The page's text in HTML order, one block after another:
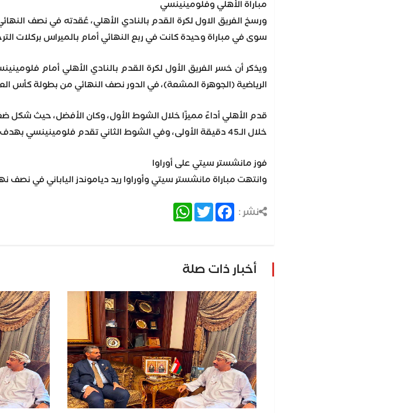
مباراة الأهلي وفلومينينسي
سوى في مباراة وحيدة كانت في ربع النهائي أمام بالميراس بركلات الترجيح،
ويذكر أن خسر الفريق الأول لكرة القدم بالنادي الأهلي أمام
الرياضية (الجوهرة المشعة)، في الدور نصف النهائي من بطولة كأس العالم للأندية 2023، المقامة حاليًّا بالمملكة
قدم الأهلي أداءً مميزًا خلال الشوط الأول، وكان الأفضل، حيث شكل
خلال الـ45 دقيقة الأولى، وفي الشوط الثاني تقدم فلومينينسي بهدف من ركلة جزاء مشكوك في صحتها، قبل أن يسجل الهدف الثاني في الدقائق الأخيرة.
فوز مانشستر سيتي على أوراوا
وانتهت مباراة مانشستر سيتي وأوراوا ريد دياموندز الياباني في نصف
نشر : Facebook
Twitter
WhatsApp
أخبار ذات صلة